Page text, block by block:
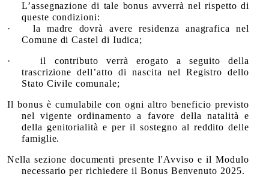
L’assegnazione di tale bonus avverrà nel rispetto di
queste condizioni:
·
la madre dovrà avere residenza anagrafica nel
Comune di Castel di Iudica;
·
il contributo verrà erogato a seguito della
trascrizione dell’atto di nascita nel Registro dello
Stato Civile comunale;
Il bonus è cumulabile con ogni altro beneficio previsto
nel vigente ordinamento a favore della natalità e
della genitorialità e per il sostegno al reddito delle
famiglie.
Nella sezione documenti presente l'Avviso e il Modulo
necessario per richiedere il Bonus Benvenuto 2025.